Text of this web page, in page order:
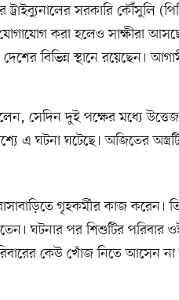
ট্রাইব্যুনালের সরকারি
করা হলেও সাক্ষীরা
বিভিন্ন স্থানে রয়েছেন।
সেদিন দুই পক্ষের মধ্যে
এ ঘটনা ঘটেছে। অজিতের
গৃহকর্মীর কাজ করেন।
ঘটনার পর শিশুটির পরিবার
কেউ খোঁজ নিতে আসেন